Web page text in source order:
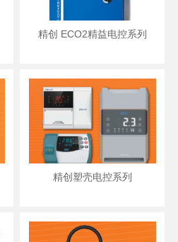
精创 ECO2精益电控系列
精创塑壳电控系列